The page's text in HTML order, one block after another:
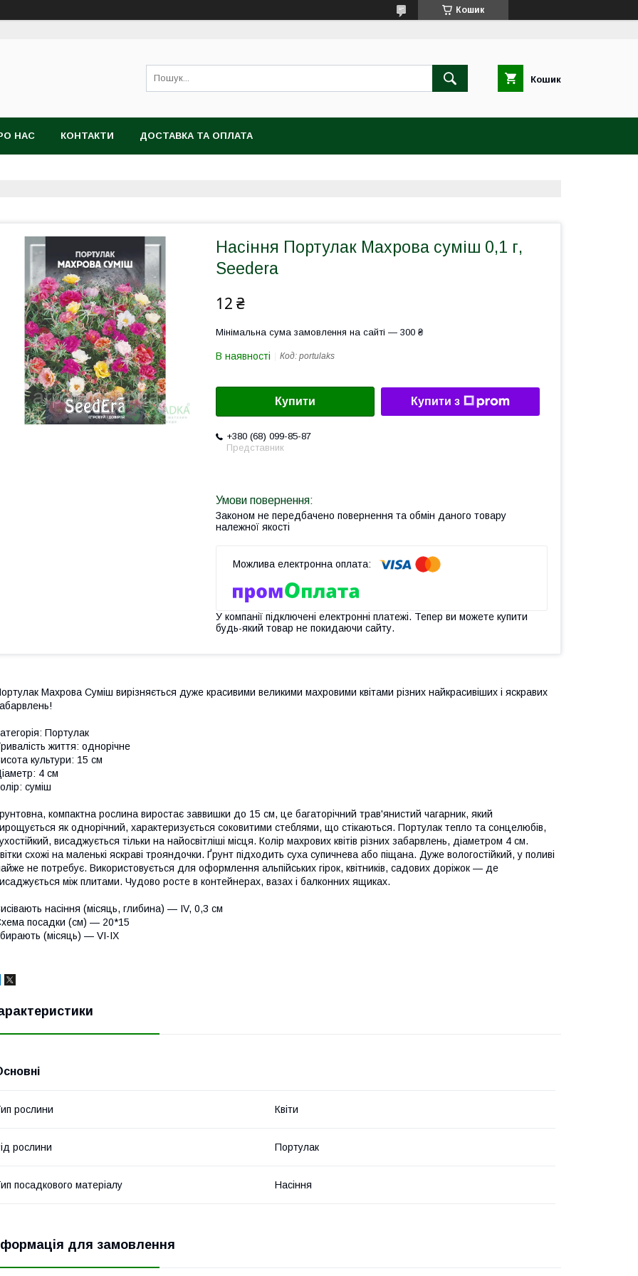
Кошик
Кошик
НАС КОНТАКТИ ДОСТАВКА ТА ОПЛАТА
Насіння Портулак Махрова суміш 0,1 г,
Seedera
12 ₴
Мінімальна сума замовлення на сайті — 300 ₴
В наявності Код: portulaks
Купити Купити з
+380 (68) 099-85-87
Представник
Законом не передбачено повернення та обмін даного товару
належної якості
У компанії підключені електронні платежі. Тепер ви можете купити
будь-який товар не покидаючи сайту.
Махрова Суміш вирізняється дуже красивими великими махровими квітами різних найкрасивіших і яскравих
Портулак
життя: однорічне
культури: 15 см
4 см
суміш
компактна рослина виростає заввишки до 15 см, це багаторічний трав'янистий чагарник, який
як однорічний, характеризується соковитими стеблями, що стікаються. Портулак тепло та сонцелюбів,
висаджується тільки на найосвітліші місця. Колір махрових квітів різних забарвлень, діаметром 4 см.
схожі на маленькі яскраві трояндочки. Ґрунт підходить суха супичнева або піщана. Дуже вологостійкий, у поливі
не потребує. Використовується для оформлення альпійських гірок, квітників, садових доріжок — де
між плитами. Чудово росте в контейнерах, вазах і балконних ящиках.
насіння (місяць, глибина) — IV, 0,3 см
посадки (см) — 20*15
(місяць) — VI-IX
рослини Квіти
рослини Портулак
посадкового матеріалу Насіння
для замовлення